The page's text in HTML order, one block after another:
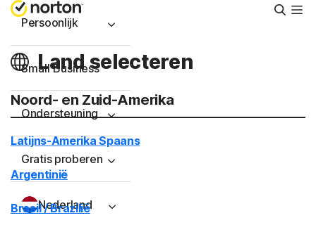
Persoonlijk
Small Business
Ondersteuning
Gratis proberen
Nederland
Land selecteren
Noord- en Zuid-Amerika
Latijns-Amerika Spaans
Argentinië
Brasil / Brazilië